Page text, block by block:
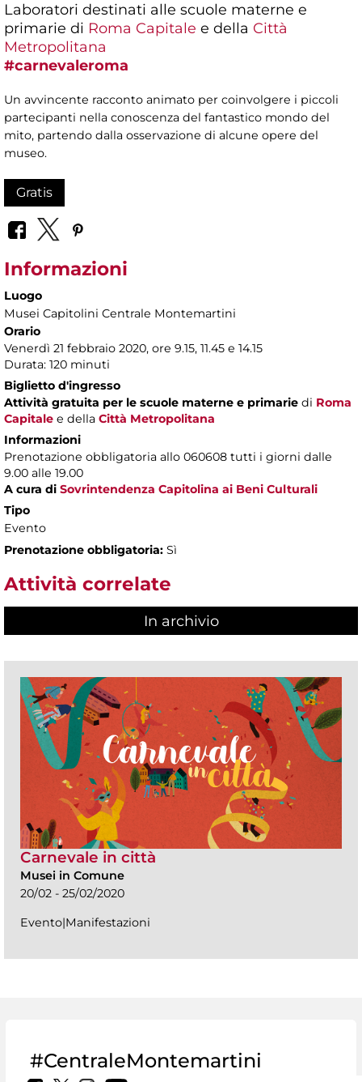
Laboratori destinati alle scuole materne e
primarie di Roma Capitale e della Città
Metropolitana
#carnevaleroma
Un avvincente racconto animato per coinvolgere i piccoli
partecipanti nella conoscenza del fantastico mondo del
mito, partendo dalla osservazione di alcune opere del
museo.
Gratis
Informazioni
Luogo
Musei Capitolini Centrale Montemartini
Orario
Venerdì 21 febbraio 2020, ore 9.15, 11.45 e 14.15
Durata: 120 minuti
Biglietto d'ingresso
Attività gratuita per le scuole materne e primarie di Roma
Capitale e della Città Metropolitana
Informazioni
Prenotazione obbligatoria allo 060608 tutti i giorni dalle
9.00 alle 19.00
A cura di Sovrintendenza Capitolina ai Beni Culturali
Tipo
Evento
Prenotazione obbligatoria: Sì
Attività correlate
In archivio
Carnevale in città
Musei in Comune
20/02 - 25/02/2020
Evento|Manifestazioni
#CentraleMontemartini